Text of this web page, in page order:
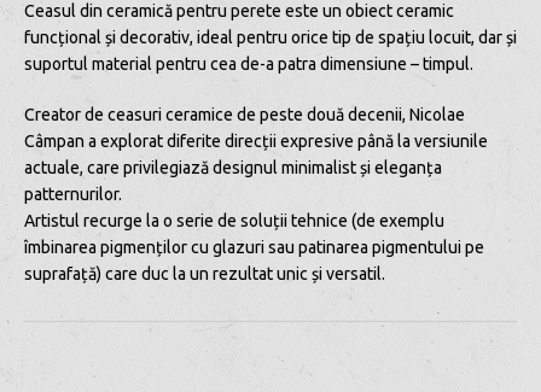
Ceasul din ceramică pentru perete este un obiect ceramic
funcțional și decorativ, ideal pentru orice tip de spațiu locuit, dar și
suportul material pentru cea de-a patra dimensiune – timpul.
Creator de ceasuri ceramice de peste două decenii, Nicolae
Câmpan a explorat diferite direcții expresive până la versiunile
actuale, care privilegiază designul minimalist și eleganța
patternurilor.
Artistul recurge la o serie de soluții tehnice (de exemplu
îmbinarea pigmenților cu glazuri sau patinarea pigmentului pe
suprafață) care duc la un rezultat unic și versatil.